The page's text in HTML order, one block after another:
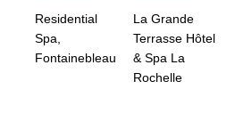
Residential
Spa,
Fontainebleau
La Grande
Terrasse Hôtel
& Spa La
Rochelle